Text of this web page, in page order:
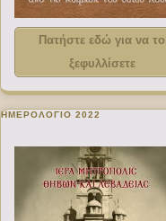
Πατήστε εδώ για να το
ξεφυλλίσετε
ΗΜΕΡΟΛΟΓΙΟ 2022